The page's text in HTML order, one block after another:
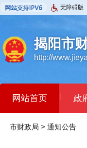
无障碍版
揭阳市
http://
网站首页 | 政
市财政局 > 通知公告